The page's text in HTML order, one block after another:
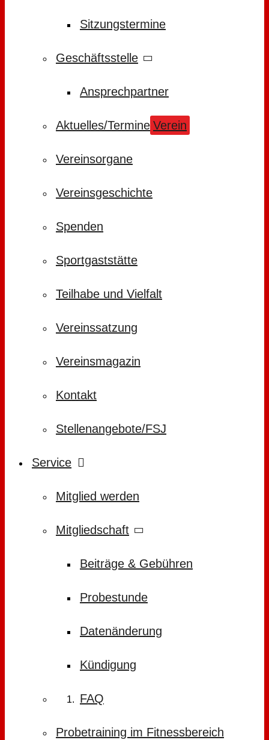
Sitzungstermine
Geschäftsstelle
Ansprechpartner
Aktuelles/Termine Verein
Vereinsorgane
Vereinsgeschichte
Spenden
Sportgaststätte
Teilhabe und Vielfalt
Vereinssatzung
Vereinsmagazin
Kontakt
Stellenangebote/FSJ
Service
Mitglied werden
Mitgliedschaft
Beiträge & Gebühren
Probestunde
Datenänderung
Kündigung
FAQ
Probetraining im Fitnessbereich